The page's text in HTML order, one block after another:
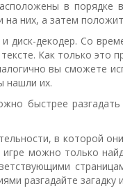
в порядке
на них, а затем
диск-декодер. Со
Как только это
вы сможете
нашли их.
быстрее
в которой
игре можно только
разгадайте